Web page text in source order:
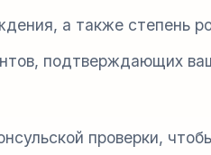
а также степень
подтверждающих
проверки,